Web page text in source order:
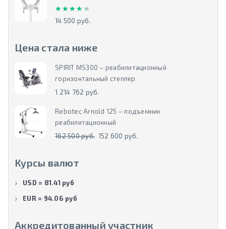
★★★★★
★★★★★
14 500 руб.
Цена стала ниже
SPIRIT MS300 – реабилитационный
горизонтальный степпер
1 214 762 руб.
Rebotec Arnold 125 – подъемник
реабилитационный
162 500 руб. 152 600 руб.
Курсы валют
USD = 81.41 руб
EUR = 94.06 руб
Аккредитованный участник